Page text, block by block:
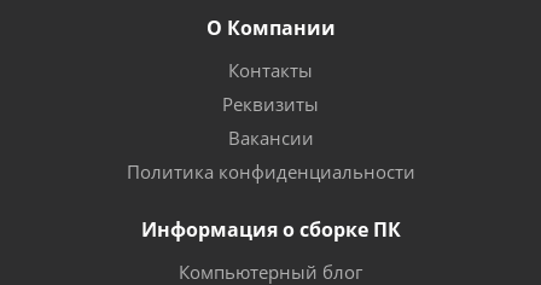
О Компании
Контакты
Реквизиты
Вакансии
Политика конфиденциальности
Информация о сборке ПК
Компьютерный блог